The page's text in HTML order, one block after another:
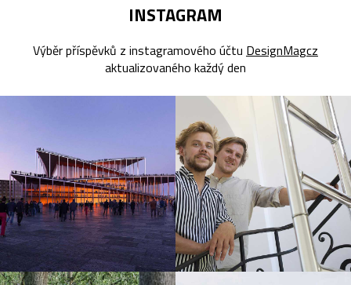
INSTAGRAM
Výběr příspěvků z instagramového účtu DesignMagcz
aktualizovaného každý den